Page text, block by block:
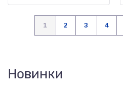
1 2 3 4
Новинки